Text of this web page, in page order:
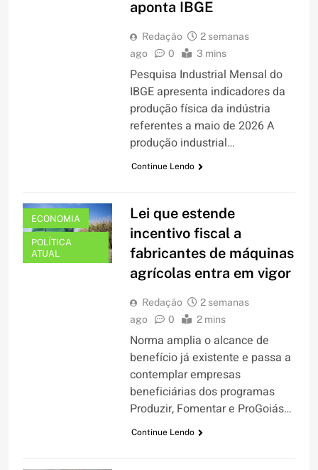
aponta IBGE
Redação
2 semanas
ago
0 3 mins
Pesquisa Industrial Mensal do
IBGE apresenta indicadores da
produção física da indústria
referentes a maio de 2026 A
produção industrial…
Continue Lendo
ECONOMIA
POLÍTICA
ATUAL
Lei que estende
incentivo fiscal a
fabricantes de máquinas
agrícolas entra em vigor
Redação
2 semanas
ago
0 2 mins
Norma amplia o alcance de
benefício já existente e passa a
contemplar empresas
beneficiárias dos programas
Produzir, Fomentar e ProGoiás…
Continue Lendo